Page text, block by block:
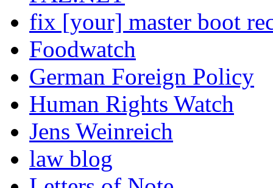
fix [your] master boot
Foodwatch
German Foreign Policy
Human Rights Watch
Jens Weinreich
law blog